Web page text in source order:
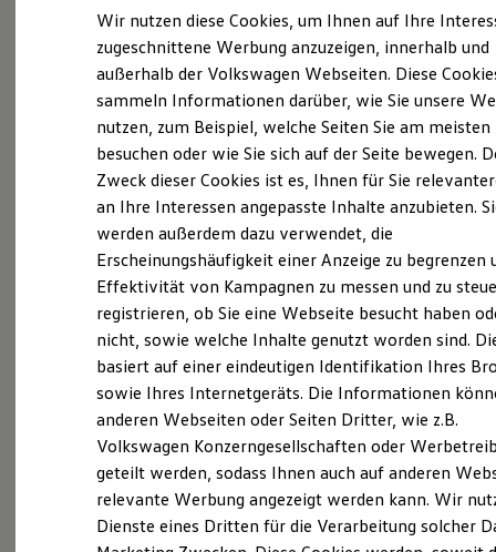
Elektroautos
ID. Tutorials
Elektrofahrzeugkonzepte
Reichweite
Reichweite der ID. Modelle
Reichweite im Winter
Laden
Laden unterwegs
Laden Zuhause
Ladezeitensimulator
Batterie
Sicherheit
Garantie und Lebensdauer
Nachhaltigkeit
Technologie
Kosten und Kauf
Verbrauchskosten
Kaufoptionen
E-Auto-Förderung
Software und Konnektivität
Die ID. Software 6
ID. Software Versionen und Updates
Digitale Extras
Schnittstellen zu Ihrem ID.
Probefahrt vereinbaren
Fahrzeugangebot anfordern
Servicetermin buchen
Serviceanfrage stellen
Wir nutzen diese Cookies, um Ihnen auf Ihre
zugeschnittene Werbung anzuzeigen, innerhalb und
außerhalb der Volkswagen Webseiten. Diese
sammeln Informationen darüber, wie Sie unsere
nutzen, zum Beispiel, welche Seiten Sie am meisten
besuchen oder wie Sie sich auf der Seite bewegen.
Zweck dieser Cookies ist es, Ihnen für Sie
an Ihre Interessen angepasste Inhalte anzubieten.
werden außerdem dazu verwendet, die
Erscheinungshäufigkeit einer Anzeige zu begrenzen
Effektivität von Kampagnen zu messen und zu
registrieren, ob Sie eine Webseite besucht haben
nicht, sowie welche Inhalte genutzt worden sind.
basiert auf einer eindeutigen Identifikation Ihres
sowie Ihres Internetgeräts. Die Informationen
anderen Webseiten oder Seiten Dritter, wie z.B.
Volkswagen Konzerngesellschaften oder
geteilt werden, sodass Ihnen auch auf anderen
relevante Werbung angezeigt werden kann. Wir
Dienste eines Dritten für die Verarbeitung solcher